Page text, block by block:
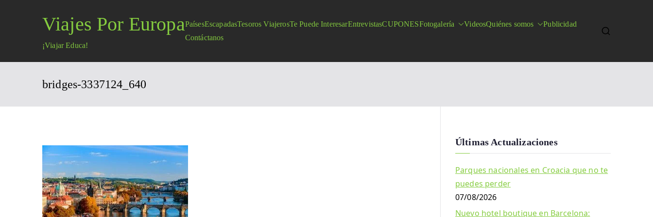
Viajes Por Europa
¡Viajar Educa!
PaísesEscapadasTesoros ViajerosTe Puede InteresarEntrevistasCUPONESFotogalería VideosQuiénes somos
Publicidad
Contáctanos
bridges-3337124_640
Últimas Actualizaciones
Parques nacionales en Croacia que no te
puedes perder
07/08/2026
Nuevo hotel boutique en Barcelona: